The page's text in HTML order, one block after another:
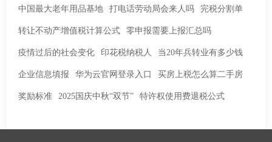
中国最大老年用品基地 打电话劳动局会来人吗 完税分割单
转让不动产增值税计算公式 零申报需要上报汇总吗
疫情过后的社会变化 印花税纳税人 当20年兵转业有多少钱
企业信息填报 华为云官网登录入口 买房上税怎么算二手房
奖励标准 2025国庆中秋“双节” 特许权使用费退税公式